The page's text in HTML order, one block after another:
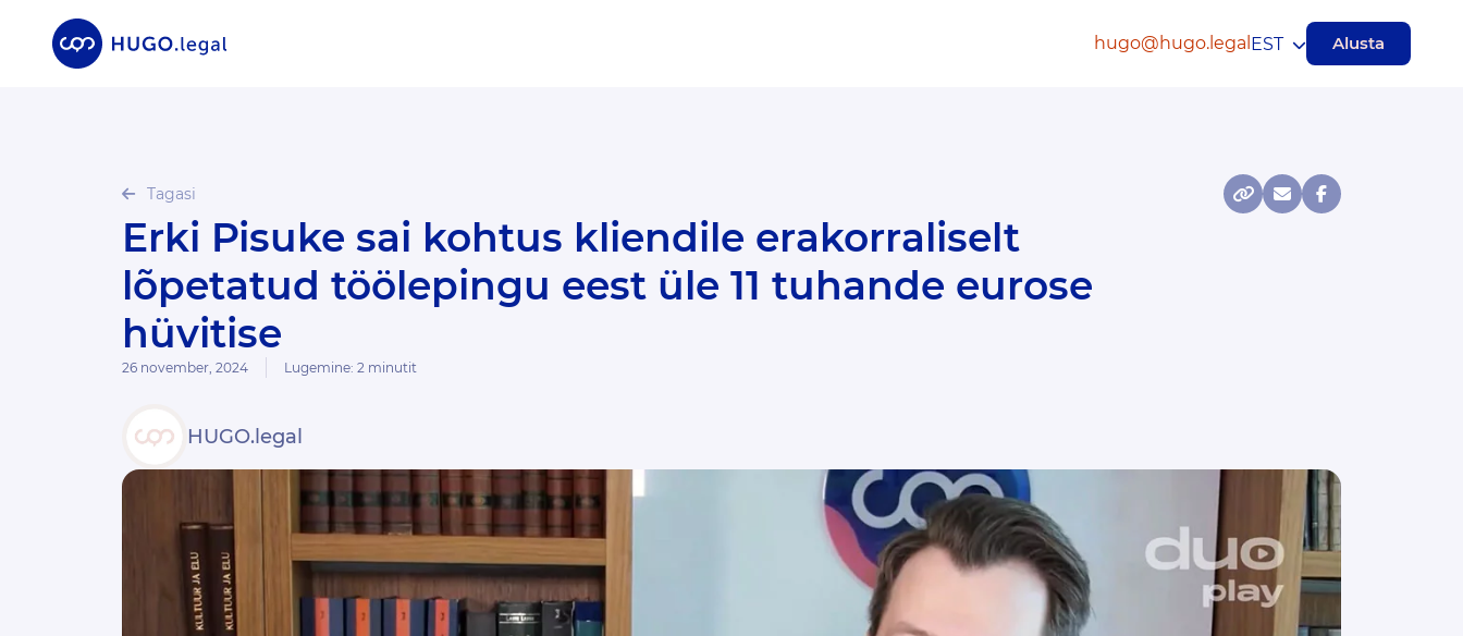
hugo@hugo.legal Alusta
EST
Tagasi
Erki Pisuke sai kohtus kliendile erakorraliselt
lõpetatud töölepingu eest üle 11 tuhande eurose
hüvitise
26 november, 2024 Lugemine: 2 minutit
HUGO.legal